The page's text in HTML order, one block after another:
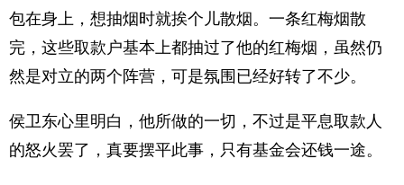
包在身上，想抽烟时就挨个儿散烟。一条红梅烟散
完，这些取款户基本上都抽过了他的红梅烟，虽然仍
然是对立的两个阵营，可是氛围已经好转了不少。
侯卫东心里明白，他所做的一切，不过是平息取款人
的怒火罢了，真要摆平此事，只有基金会还钱一途。